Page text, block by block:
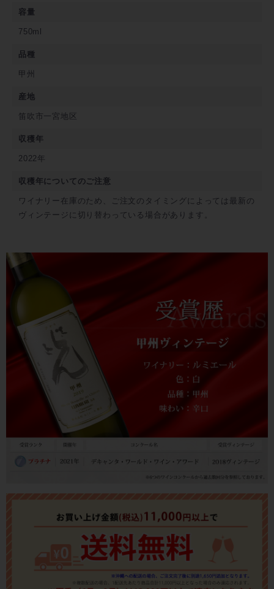
容量
750ml
品種
甲州
産地
笛吹市一宮地区
収穫年
2022年
収穫年についてのご注意
ワイナリー在庫のため、ご注文のタイミングによっては最新の
ヴィンテージに切り替わっている場合があります。